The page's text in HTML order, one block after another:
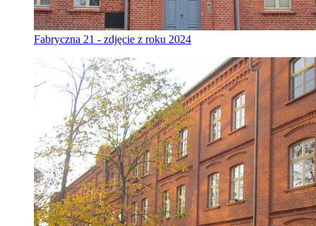
Fabryczna 21 - zdjęcie z roku 2024